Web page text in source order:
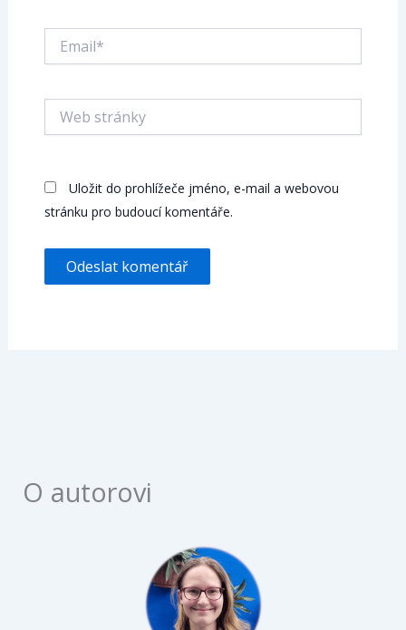
stránky
Uložit do prohlížeče jméno, e-mail a webovou
stránku pro budoucí komentáře.
O autorovi